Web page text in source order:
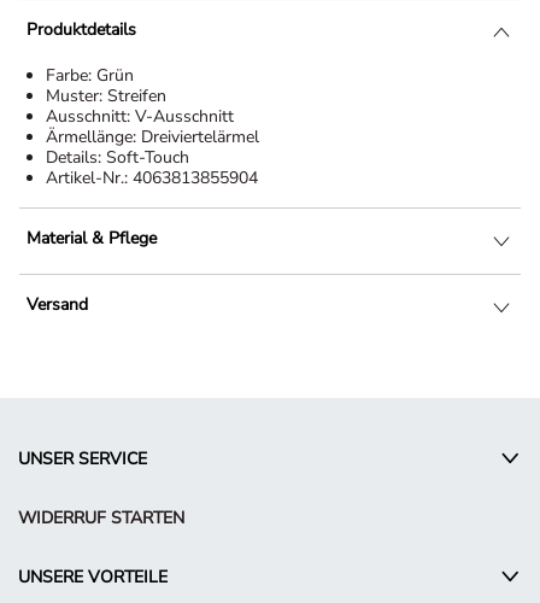
Produktdetails
Farbe: Grün
Muster: Streifen
Ausschnitt: V-Ausschnitt
Ärmellänge: Dreiviertelärmel
Details: Soft-Touch
Artikel-Nr.: 4063813855904
Material & Pflege
Versand
UNSER SERVICE
WIDERRUF STARTEN
UNSERE VORTEILE